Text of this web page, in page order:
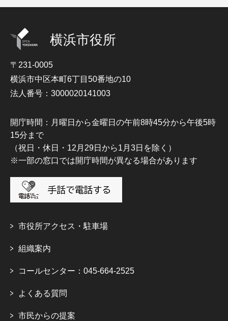
横浜市役所
〒231-0005
横浜市中区本町6丁目50番地の10
法人番号：3000020141003
開庁時間：月曜日から金曜日の午前8時45分から午後5時
15分まで
（祝日・休日・12月29日から1月3日を除く）
※一部の窓口では開庁時間が異なる場合があります
市役所アクセス・駐車場
組織案内
コールセンター：045-664-2525
よくある質問
市民からの提案